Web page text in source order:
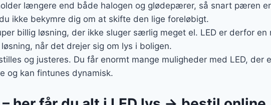
længere end både halogen og glødepærer, så snart pæren
ikke bekymre dig om at skifte den lige foreløbigt.
billig løsning, der ikke sluger særlig meget el. LED er derfor en
når det drejer sig om lys i boligen.
og justeres. Du får enormt mange muligheder med LED, der
og kan fintunes dynamisk.